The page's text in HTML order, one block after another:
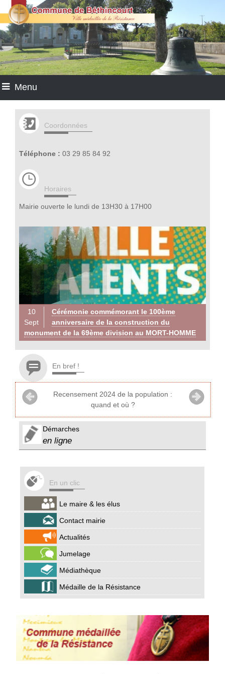
Menu
Coordonnées
Téléphone : 03 29 85 84 92
Horaires
Mairie ouverte le lundi de 13H30 à 17H00
10
Sept
Cérémonie commémorant le 100ème
anniversaire de la construction du
monument de la 69ème division au MORT-HOMME
En bref !
Recensement 2024 de la population :
quand et où ?
Démarches
en ligne
En un clic
Le maire & les élus
Contact mairie
Actualités
Jumelage
Médiathèque
Médaille de la Résistance